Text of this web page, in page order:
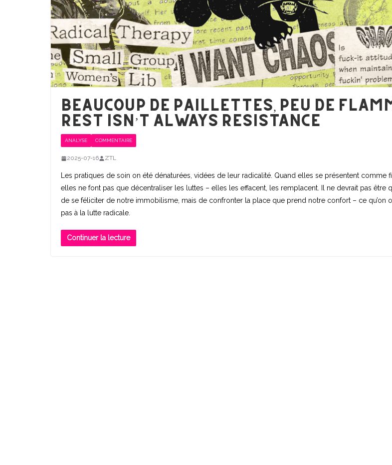
Beaucoup de paillettes, peu de
Rest isn’t always resistance
ANALYSE COMMENTAIRE
2025-07-16 ZTL
Les pratiques de soin on été dénaturées, vidées de leur radicalité. Quand elles se présentent comme
elles ne font pas que décentraliser les luttes – elles les effacent, les remplacent. Il ne devrait pas être
de se féliciter de notre immobilisme, mais de confronter la place que prend notre confort – ce qu’on
pas à la lutte radicale.
Continuer la lecture